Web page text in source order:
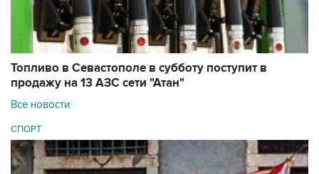
Топливо в Севастополе в субботу поступит в
продажу на 13 АЗС сети "Атан"
Все новости
СПОРТ